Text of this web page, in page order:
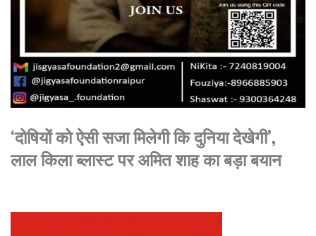
‘दोषियों को ऐसी सजा मिलेगी कि दुनिया देखेगी’,
लाल किला ब्लास्ट पर अमित शाह का बड़ा बयान